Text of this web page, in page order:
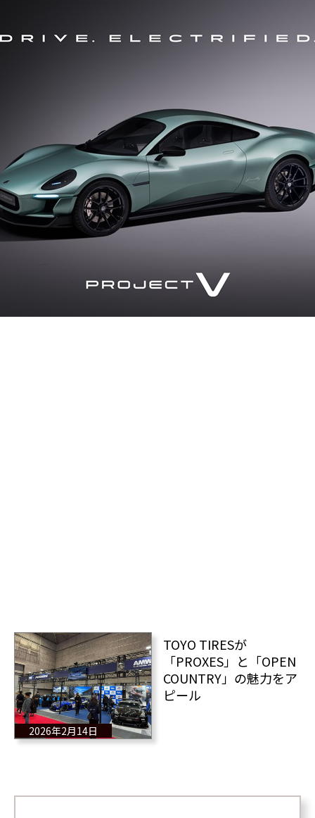
2026年2月14日
TOYO TIRESが
「PROXES」と「OPEN
COUNTRY」の魅力をア
ピール